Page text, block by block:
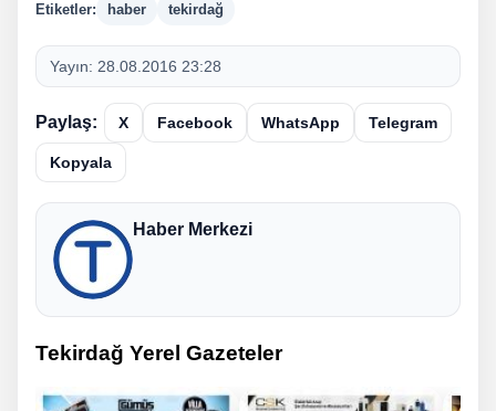
Etiketler: haber tekirdağ
Yayın: 28.08.2016 23:28
Paylaş: X Facebook WhatsApp Telegram
Kopyala
Haber Merkezi
Tekirdağ Yerel Gazeteler